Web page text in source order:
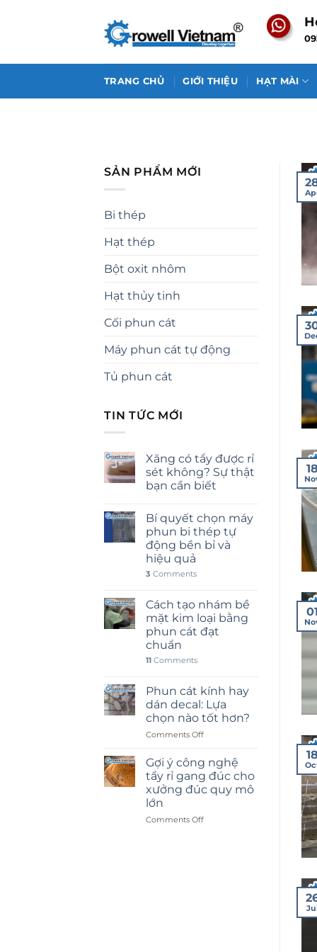
TRANG CHỦ GIỚI THIỆU HẠT MÀI
SẢN PHẨM MỚI
Bi thép
Hạt thép
Bột oxit nhôm
Hạt thủy tinh
Cối phun cát
Máy phun cát tự động
Tủ phun cát
TIN TỨC MỚI
Xăng có tẩy được rỉ
sét không? Sự thật
bạn cần biết
Bí quyết chọn máy
phun bi thép tự
động bền bỉ và
hiệu quả
3 Comments
Cách tạo nhám bề
mặt kim loại bằng
phun cát đạt
chuẩn
11 Comments
Phun cát kính hay
dán decal: Lựa
chọn nào tốt hơn?
Comments Offon
cát
kính
hay
dán
Lựa
Gợi ý công nghệ
tẩy rỉ gang đúc cho
xưởng đúc quy mô
lớn
Comments Offon
18
01
18